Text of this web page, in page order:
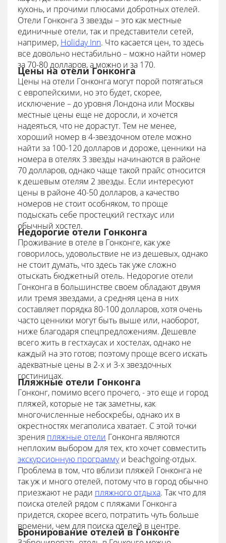
кухонь, и прочими плюсами добротных отелей.
Отели Гонконга 3 звезды – это как местные
единичные отели, так и представители сетей,
например, Holiday Inn. Что касается цен, то здесь
все довольно нестабильно – можно найти номер
за 70-80 долларов, а можно и за 170.
Цены на отели Гонконга
Цены на отели Гонконга могут порой потягаться
с европейскими, но это будет, скорее,
исключение – до уровня Лондона или Москвы
местные цены еще не доросли, и хочется
надеяться, что не дорастут. Тем не менее,
хороший номер в 4-звездочном отеле можно
найти за 100-120 долларов и дороже, ценники на
номера в отелях 3 звезды начинаются в районе
70 долларов, однако чаще такой прайс относится
к дешевым отелям 2 звезды. Если интересуют
цены в районе 40-50 долларов, а качество
номеров не стоит особняком, то проще
подыскать себе простецкий гестхаус или
обычный хостел.
Недорогие отели Гонконга
Проживание в отеле в Гонконге, как уже
говорилось, удовольствие не из дешевых, однако
не стоит думать, что здесь так уже сложно
отыскать бюджетный отель. Недорогие отели
Гонконга в большинстве своем обладают двумя
или тремя звездами, а средняя цена в них
составляет порядка 80-100 долларов, хотя очень
часто ценники могут быть выше или, наоборот,
ниже благодаря спецпредложениям. Дешевле
всего жить в гестхаусах и хостелах, однако не
каждый на это готов; поэтому проще всего искать
адекватные цены в 2-х и 3-х звездочных
гостиницах.
Пляжные отели Гонконга
Гонконг, помимо всего прочего, - это еще и город
пляжей, которые не так заметны, как
многочисленные небоскребы, однако их в
окрестностях мегаполиса хватает. С этой точки
зрения пляжные отели Гонконга являются
неплохим выбором для тех, кто хочет совместить
экскурсионную программуи beachgoing-отдых.
Проблема в том, что вблизи пляжей Гонконга не
так уж и много отелей, потому что в город обычно
приезжают не ради пляжного отдыха. Так что для
поиска отелей рядом с пляжами Гонконга
придется, скорее всего, потратить чуть больше
времени, чем для поиска отелей в центре.
Бронирование отелей в Гонконге